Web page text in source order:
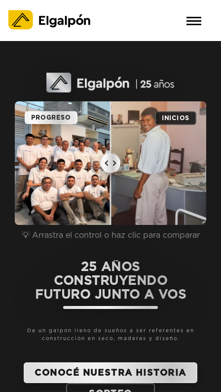
PROGRESO INICIOS
💡 Arrastra el control o haz clic para comparar
25 AÑOS
CONSTRUYENDO
FUTURO JUNTO A VOS
De un galpón lleno de sueños a ser referentes en
construcción en seco, maderas y diseño.
CONOCÉ NUESTRA HISTORIA